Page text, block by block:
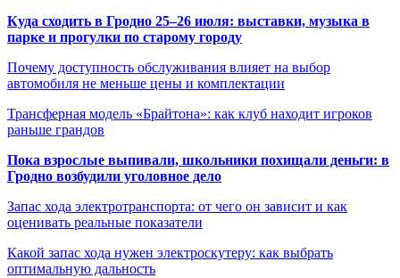
Куда сходить в Гродно 25–26 июля: выставки, музыка в
парке и прогулки по старому городу
Почему доступность обслуживания влияет на выбор
автомобиля не меньше цены и комплектации
Трансферная модель «Брайтона»: как клуб находит игроков
раньше грандов
Пока взрослые выпивали, школьники похищали деньги: в
Гродно возбудили уголовное дело
Запас хода электротранспорта: от чего он зависит и как
оценивать реальные показатели
Какой запас хода нужен электроскутеру: как выбрать
оптимальную дальность